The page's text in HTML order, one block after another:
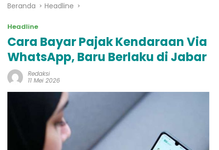
Beranda Headline
Headline
Cara Bayar Pajak Kendaraan Via
WhatsApp, Baru Berlaku di Jabar
Redaksi
11 Mei 2026